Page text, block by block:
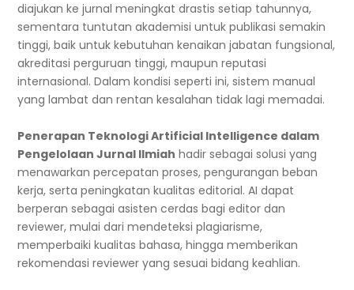
diajukan ke jurnal meningkat drastis setiap tahunnya,
sementara tuntutan akademisi untuk publikasi semakin
tinggi, baik untuk kebutuhan kenaikan jabatan fungsional,
akreditasi perguruan tinggi, maupun reputasi
internasional. Dalam kondisi seperti ini, sistem manual
yang lambat dan rentan kesalahan tidak lagi memadai.
Penerapan Teknologi Artificial Intelligence dalam
Pengelolaan Jurnal Ilmiah hadir sebagai solusi yang
menawarkan percepatan proses, pengurangan beban
kerja, serta peningkatan kualitas editorial. AI dapat
berperan sebagai asisten cerdas bagi editor dan
reviewer, mulai dari mendeteksi plagiarisme,
memperbaiki kualitas bahasa, hingga memberikan
rekomendasi reviewer yang sesuai bidang keahlian.